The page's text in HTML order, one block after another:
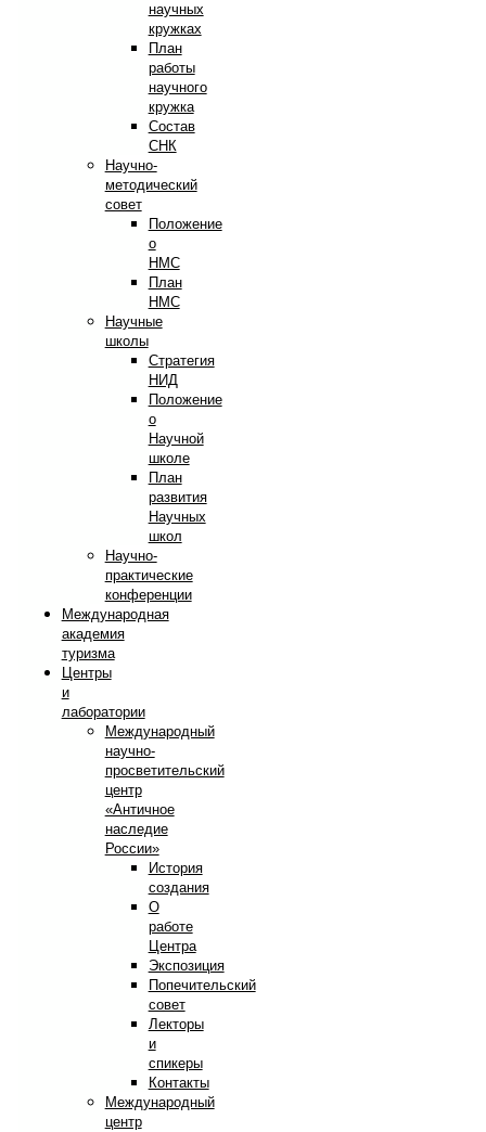
научных
кружках
План
работы
научного
кружка
Состав
СНК
Научно-
методический
совет
Положение
о
НМС
План
НМС
Научные
школы
Стратегия
НИД
Положение
о
Научной
школе
План
развития
Научных
школ
Научно-
практические
конференции
Международная
академия
туризма
Центры
и
лаборатории
Международный
научно-
просветительский
центр
«Античное
наследие
России»
История
создания
О
работе
Центра
Экспозиция
Попечительский
совет
Лекторы
и
спикеры
Контакты
Международный
центр